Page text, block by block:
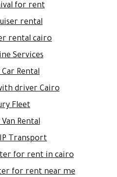
for rent
rental
rental cairo
Services
Rental
driver Cairo
Fleet
Rental
Transport
for rent in cairo
for rent near me